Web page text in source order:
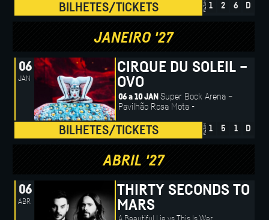
BILHETES/TICKETS FALTAM 1 2 6 D
JANEIRO '27
06
JAN
CIRQUE DU SOLEIL –
OVO
06 a 10 JAN Super Bock Arena –
Pavilhão Rosa Mota -
BILHETES/TICKETS FALTAM 1 5 1 D
ABRIL '27
06
ABR
THIRTY SECONDS TO
MARS